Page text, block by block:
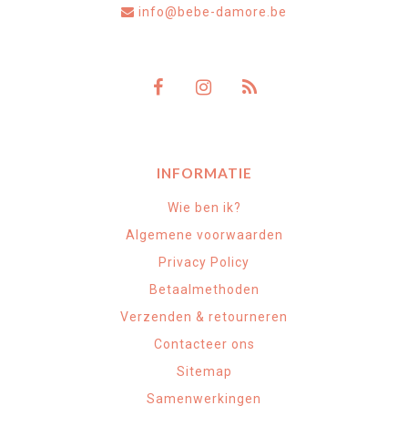
info@bebe-damore.be
INFORMATIE
Wie ben ik?
Algemene voorwaarden
Privacy Policy
Betaalmethoden
Verzenden & retourneren
Contacteer ons
Sitemap
Samenwerkingen